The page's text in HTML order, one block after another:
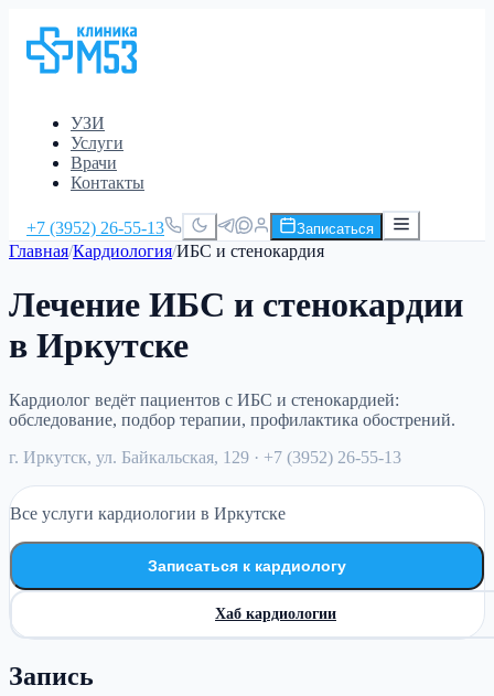
УЗИ
Услуги
Врачи
Контакты
+7 (3952) 26-55-13 Записаться
Главная/Кардиология/ИБС и стенокардия
Лечение ИБС и стенокардии
в Иркутске
Кардиолог ведёт пациентов с ИБС и стенокардией:
обследование, подбор терапии, профилактика обострений.
г. Иркутск, ул. Байкальская, 129 · +7 (3952) 26-55-13
Все услуги кардиологии в Иркутске
Записаться к кардиологу
Хаб кардиологии
Запись